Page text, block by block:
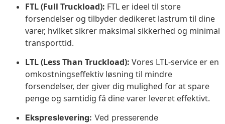
FTL (Full Truckload): FTL er ideel til store
forsendelser og tilbyder dedikeret lastrum til dine
varer, hvilket sikrer maksimal sikkerhed og minimal
transporttid.
LTL (Less Than Truckload): Vores LTL-service er en
omkostningseffektiv løsning til mindre
forsendelser, der giver dig mulighed for at spare
penge og samtidig få dine varer leveret effektivt.
Ekspreslevering: Ved presserende